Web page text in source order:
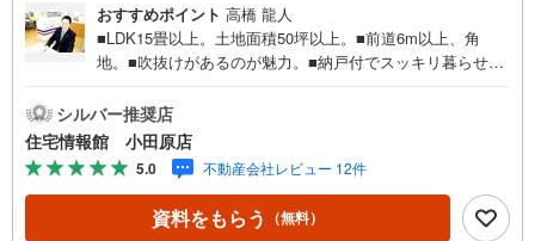
おすすめポイント 高橋 龍人
■LDK15畳以上。土地面積50坪以上。■前道6m以上、角
地。■吹抜けがあるのが魅力。■納戸付でスッキリ暮らせま
太陽光発電システム、オール電化■駐車2台可、駐車3台以
上可。■即入居可。住宅情報館は関東エリアに店舗展開して
おります。豊富な物件情報をご用意して皆様の住まい探し
をお手伝いしております。まずは最寄りの住宅情報館にお
気軽にご相談ください。住宅ローン相談会も同時開催中無
理のない住宅ローンの試算やご購入の際にかかる諸費用の
シルバー推奨店
住宅情報館 小田原店
5.0 不動産会社レビュー 12件
資料をもらう （無料）